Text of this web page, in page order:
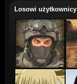
Losowi użytkownicy